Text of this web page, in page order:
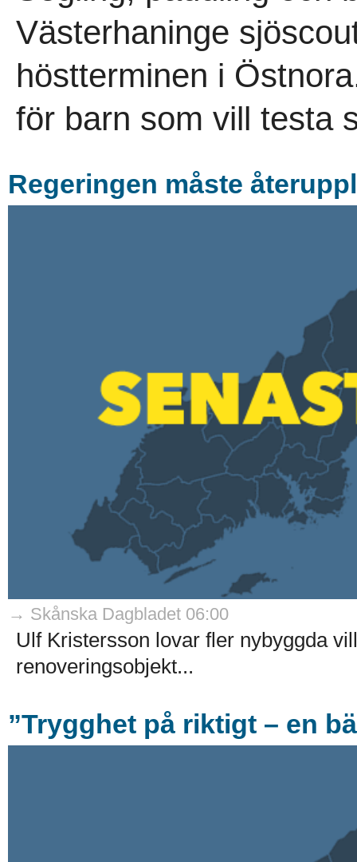
Västerhaninge
höstterminen i
för barn som vill testa
Regeringen måste
→ Skånska Dagbladet 06:00
Ulf Kristersson lovar fler nybyggda
renoveringsobjekt...
”Trygghet på riktigt – en